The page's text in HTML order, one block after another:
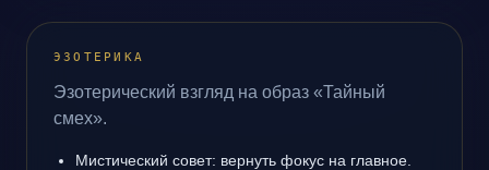
ЭЗОТЕРИКА
Эзотерический взгляд на образ «Тайный
смех».
Мистический совет: вернуть фокус на главное.